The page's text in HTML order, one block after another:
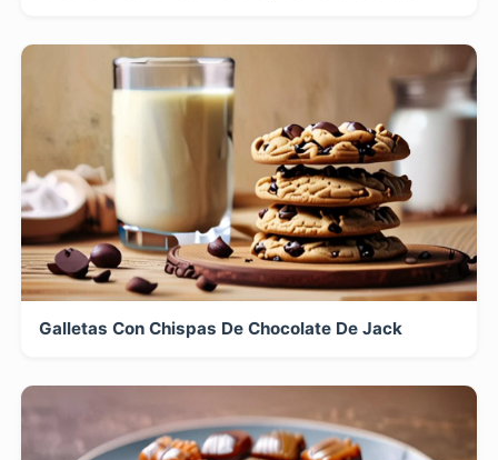
Galletas Con Chispas De Chocolate De Jack